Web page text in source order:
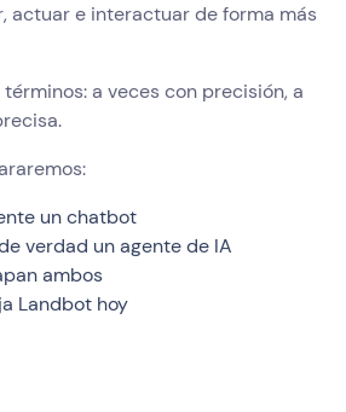
actuar e interactuar de forma más
a veces con precisión, a
un chatbot
verdad un agente de IA
ambos
Landbot hoy